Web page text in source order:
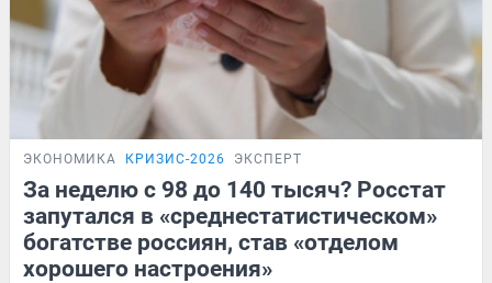
ЭКОНОМИКА КРИЗИС-2026 ЭКСПЕРТ
За неделю с 98 до 140 тысяч? Росстат
запутался в «среднестатистическом»
богатстве россиян, став «отделом
хорошего настроения»